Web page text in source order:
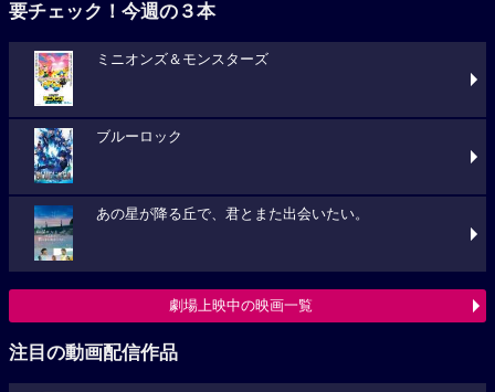
要チェック！今週の３本
ミニオンズ＆モンスターズ
ブルーロック
あの星が降る丘で、君とまた出会いたい。
劇場上映中の映画一覧
注目の動画配信作品